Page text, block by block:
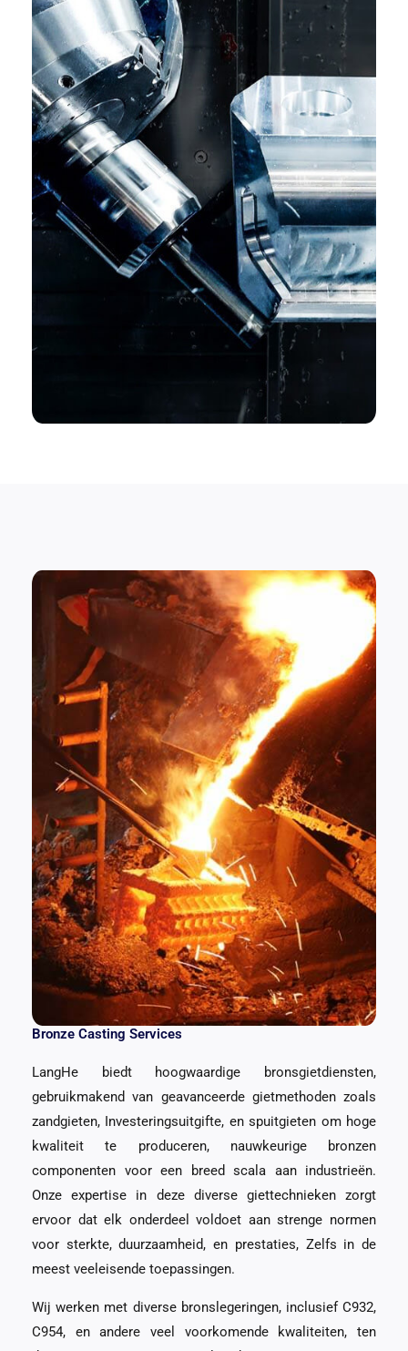
Bronze Casting Services
LangHe biedt hoogwaardige bronsgietdiensten,
gebruikmakend van geavanceerde gietmethoden zoals
zandgieten, Investeringsuitgifte, en spuitgieten om hoge
kwaliteit te produceren, nauwkeurige bronzen
componenten voor een breed scala aan industrieën.
Onze expertise in deze diverse giettechnieken zorgt
ervoor dat elk onderdeel voldoet aan strenge normen
voor sterkte, duurzaamheid, en prestaties, Zelfs in de
meest veeleisende toepassingen.
Wij werken met diverse bronslegeringen, inclusief C932,
C954, en andere veel voorkomende kwaliteiten, ten